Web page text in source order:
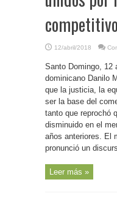
12/abril/2018
Santo Domingo, 12
dominicano Danilo
que la justicia, la
ser la base del
tanto que reprochó
disminuido en el
años anteriores. El
pronunció un
Leer más »